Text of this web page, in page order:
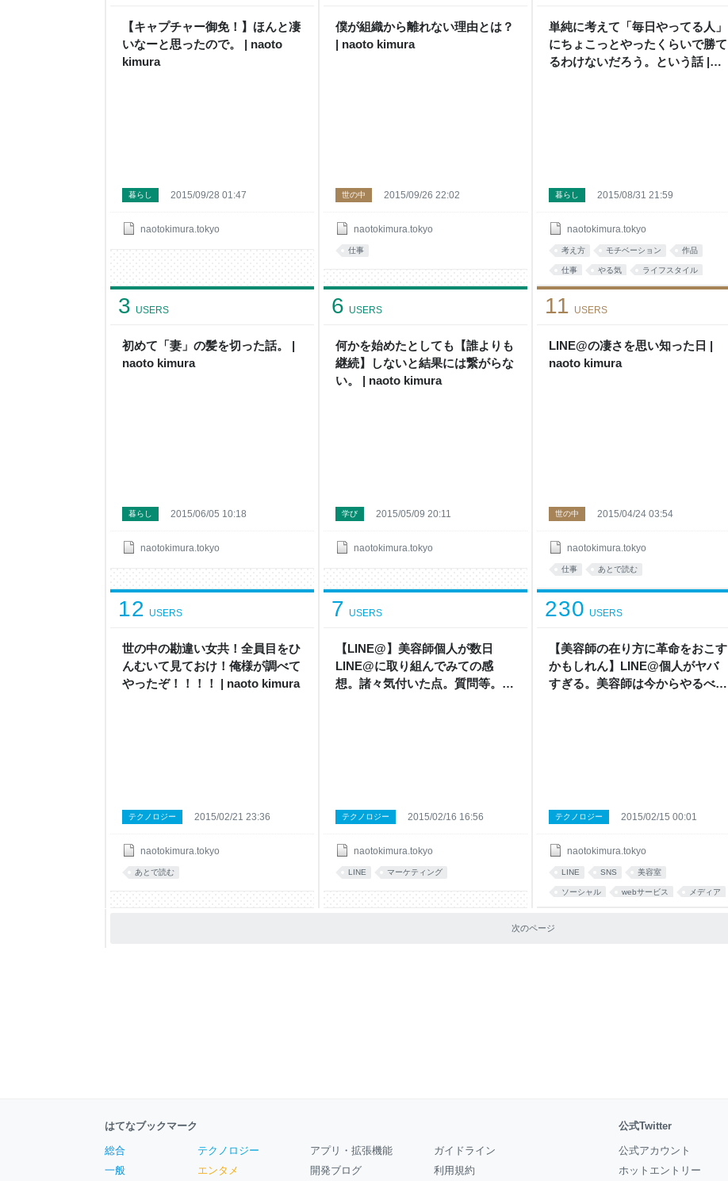
【キャプチャー御免！】ほんと凄
いなーと思ったので。 | naoto
kimura
naotokimura.tokyo
暮らし 2015/09/28 01:47
僕が組織から離れない理由とは？
| naoto kimura
naotokimura.tokyo
世の中 2015/09/26 22:02
仕事
単純に考えて「毎日やってる人」
にちょこっとやったくらいで勝て
るわけないだろう。という話 |
naotokimura.tokyo
暮らし 2015/08/31 21:59
考え方 モチベーション 作品
仕事 やる気 ライフスタイル
生活 人間
初めて「妻」の髪を切った話。 |
naoto kimura
3 USERS
naotokimura.tokyo
暮らし 2015/06/05 10:18
何かを始めたとしても【誰よりも
継続】しないと結果には繋がらな
い。 | naoto kimura
6 USERS
naotokimura.tokyo
学び 2015/05/09 20:11
LINE@の凄さを思い知った日 |
naoto kimura
11 USERS
naotokimura.tokyo
世の中 2015/04/24 03:54
仕事 あとで読む
世の中の勘違い女共！全員目をひ
んむいて見ておけ！俺様が調べて
やったぞ！！！！ | naoto kimura
12 USERS
naotokimura.tokyo
テクノロジー 2015/02/21 23:36
あとで読む
【LINE@】美容師個人が数日
LINE@に取り組んでみての感
想。諸々気付いた点。質問等。 |
7 USERS
naotokimura.tokyo
テクノロジー 2015/02/16 16:56
LINE マーケティング
【美容師の在り方に革命をおこす
かもしれん】LINE@個人がヤバ
すぎる。美容師は今からやるべき
230 USERS
naotokimura.tokyo
テクノロジー 2015/02/15 00:01
LINE SNS 美容室
ソーシャル webサービス メディア
次のページ
はてなブックマーク
総合
一般
テクノロジー
エンタメ
アプリ・拡張機能
開発ブログ
ガイドライン
利用規約
公式Twitter
公式アカウント
ホットエントリー